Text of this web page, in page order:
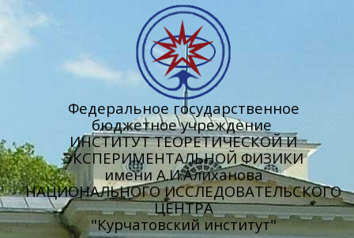
Федеральное государственное
бюджетное учреждение
ИНСТИТУТ ТЕОРЕТИЧЕСКОЙ И
ЭКСПЕРИМЕНТАЛЬНОЙ ФИЗИКИ
имени А.И.Алиханова
НАЦИОНАЛЬНОГО ИССЛЕДОВАТЕЛЬСКОГО
ЦЕНТРА
"Курчатовский институт"